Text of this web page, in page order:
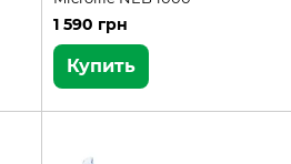
1 590 грн
Купить